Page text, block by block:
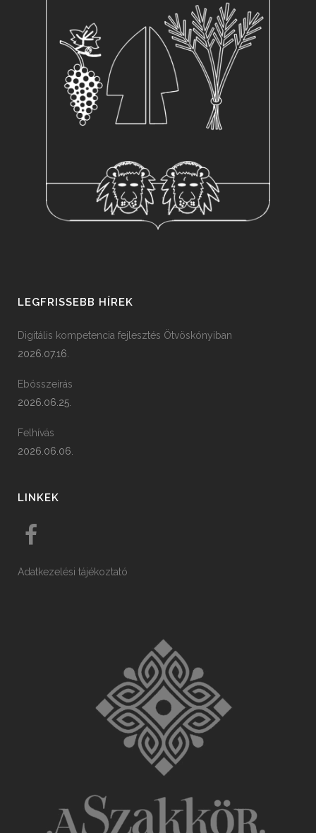
LEGFRISSEBB HÍREK
Digitális kompetencia fejlesztés Ötvöskónyiban
2026.07.16.
Ebösszeírás
2026.06.25.
Felhívás
2026.06.06.
LINKEK
Adatkezelési tájékoztató